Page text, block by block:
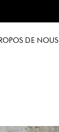
DE NOUS